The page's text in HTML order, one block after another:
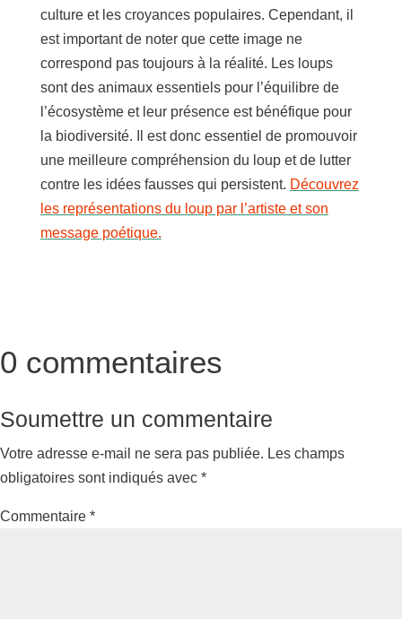
culture et les croyances populaires. Cependant, il
est important de noter que cette image ne
correspond pas toujours à la réalité. Les loups
sont des animaux essentiels pour l’équilibre de
l’écosystème et leur présence est bénéfique pour
la biodiversité. Il est donc essentiel de promouvoir
une meilleure compréhension du loup et de lutter
contre les idées fausses qui persistent. Découvrez
les représentations du loup par l’artiste et son
message poétique.
0 commentaires
Soumettre un commentaire
Votre adresse e-mail ne sera pas publiée. Les champs
obligatoires sont indiqués avec *
Commentaire *